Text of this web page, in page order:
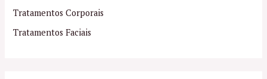
Tratamentos Corporais
Tratamentos Faciais